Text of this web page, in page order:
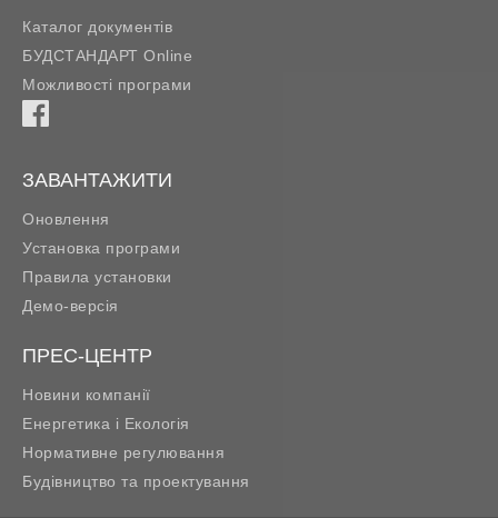
Каталог документів
БУДСТАНДАРТ Online
Можливості програми
ЗАВАНТАЖИТИ
Оновлення
Установка програми
Правила установки
Демо-версія
ПРЕС-ЦЕНТР
Новини компанії
Енергетика і Екологія
Нормативне регулювання
Будівництво та проектування